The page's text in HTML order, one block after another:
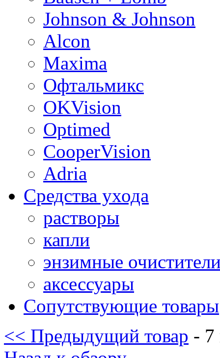
Johnson & Johnson
Alcon
Maxima
Офтальмикс
OKVision
Optimed
CooperVision
Adria
Средства ухода
растворы
капли
энзимные
аксессуары
Сопутствующие товары
<< Предыдущий товар - 7